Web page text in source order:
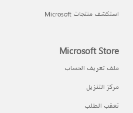
استكشف منتجات Microsoft
Microsoft Store
ملف تعريف الحساب
مركز التنزيل
تعقب الطلب